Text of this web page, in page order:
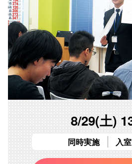
8/29(土)
同時実施 入